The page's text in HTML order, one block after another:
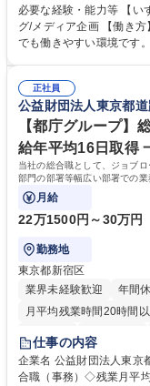
や事業を推進したい国内外の行政や企
き方』は海外旅行ガイド
も牽引しております。観
国策事業です。「
に、インバウンドのトッ
り、日常です。旅好きにはこれ以上な
政・企業向け観光推進支
必要な経験・能力等 【い
グ/メディア企画 【働き
でも働きやすい環境です。 【魅力】 ■海外旅行ガイドブックのシェアNo.1
ることが可能です。 ■国
であり、「地球の歩き方
バーとして活躍いただきます。 学歴・資格 学歴：大学院 大
格：
正社員
公益財団法人東京都
【都庁グループ】
給年平均16日取得
当社の総合職として、ジョブ
部門の部署等幅広い部署での
ております！ ※下記業務詳細
月給
22万1500円～30万円
勤務地
東京都新宿区
業界未経験歓迎
年間
月平均残業時間20時間
研修あり
退職金あり
駅近5分以内
資格取得
仕事の内容
企業名 公益財団法人東京都道路整備保全
合職（事務）◇残業月平均9時